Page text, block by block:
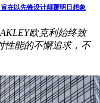
在以先锋设计颠覆明日想象
欧克利始终致
性能的不懈追求，不